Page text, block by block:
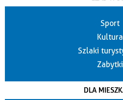
Sport
Kultura
Szlaki
Zabytki
DLA